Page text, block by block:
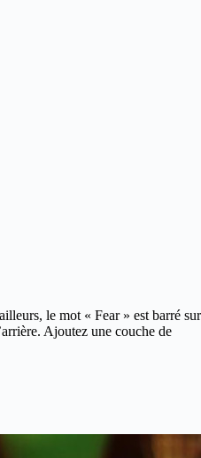
le mot « Fear » est barré sur
Ajoutez une couche de